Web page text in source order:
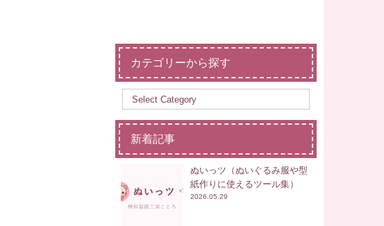
カテゴリーから探す
新着記事
ぬいっツ（ぬいぐるみ服や型
紙作りに使えるツール集）
2026.05.29